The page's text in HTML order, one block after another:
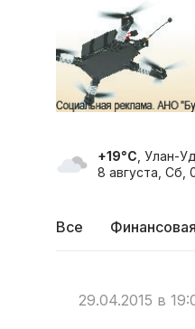
+19°C , Улан-
8 августа, Сб,
Все
29.04.2015 в